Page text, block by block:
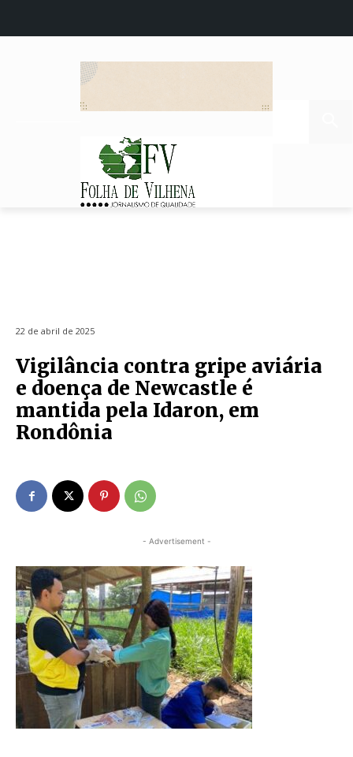
22 de abril de 2025
Vigilância contra gripe aviária
e doença de Newcastle é
mantida pela Idaron, em
Rondônia
- Advertisement -